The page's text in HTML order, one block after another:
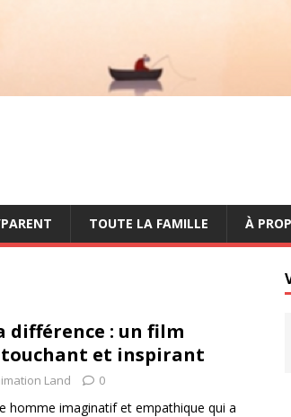
TOUTE LA FAMILLE À
différence : un film
touchant et inspirant
Land 0
homme imaginatif et empathique qui a